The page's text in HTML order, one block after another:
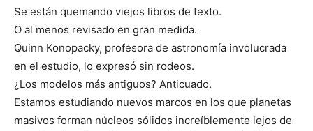
Se están quemando viejos libros de texto.
O al menos revisado en gran medida.
Quinn Konopacky, profesora de astronomía involucrada
en el estudio, lo expresó sin rodeos.
¿Los modelos más antiguos? Anticuado.
Estamos estudiando nuevos marcos en los que planetas
masivos forman núcleos sólidos increíblemente lejos de